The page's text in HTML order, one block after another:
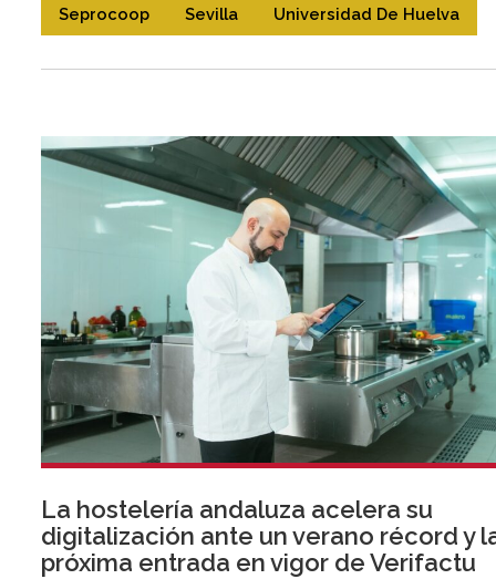
Seprocoop Sevilla Universidad De Huelva
La hostelería andaluza acelera su
digitalización ante un verano récord y
próxima entrada en vigor de Verifactu